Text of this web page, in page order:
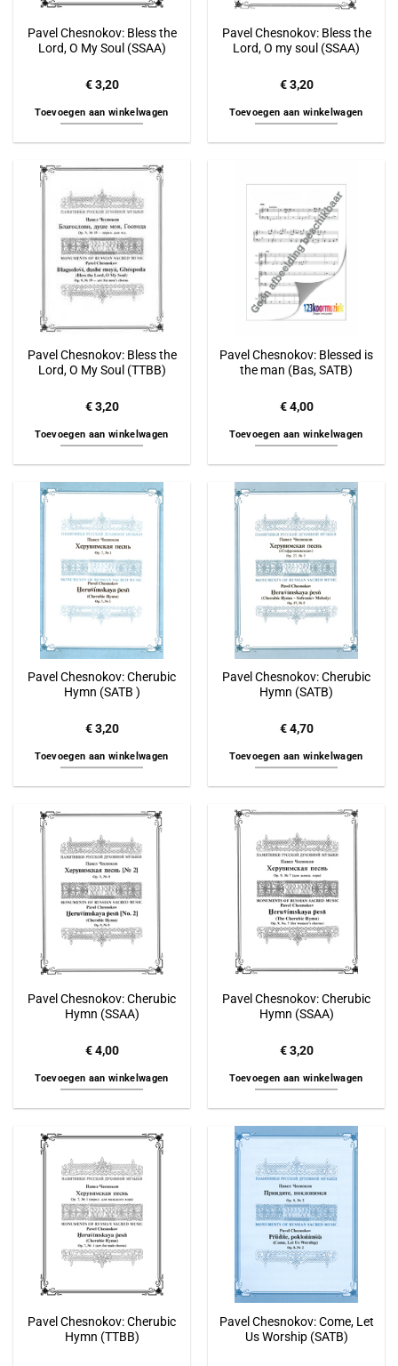
Pavel Chesnokov: Bless the
Lord, O My Soul (SSAA)
€3,20
Toevoegen aan winkelwagen
Pavel Chesnokov: Bless the
Lord, O my soul (SSAA)
€3,20
Toevoegen aan winkelwagen
Pavel Chesnokov: Bless the
Lord, O My Soul (TTBB)
€3,20
Toevoegen aan winkelwagen
Pavel Chesnokov: Blessed is
the man (Bas, SATB)
€4,00
Toevoegen aan winkelwagen
Pavel Chesnokov: Cherubic
Hymn (SATB )
€3,20
Toevoegen aan winkelwagen
Pavel Chesnokov: Cherubic
Hymn (SATB)
€4,70
Toevoegen aan winkelwagen
Pavel Chesnokov: Cherubic
Hymn (SSAA)
€4,00
Toevoegen aan winkelwagen
Pavel Chesnokov: Cherubic
Hymn (SSAA)
€3,20
Toevoegen aan winkelwagen
Pavel Chesnokov: Cherubic
Hymn (TTBB)
Pavel Chesnokov: Come, Let
Us Worship (SATB)